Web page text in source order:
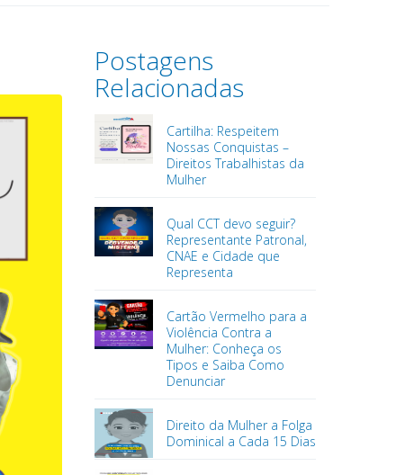
Postagens
Relacionadas
Cartilha: Respeitem
Nossas Conquistas –
Direitos Trabalhistas da
Mulher
Qual CCT devo seguir?
Representante Patronal,
CNAE e Cidade que
Representa
Cartão Vermelho para a
Violência Contra a
Mulher: Conheça os
Tipos e Saiba Como
Denunciar
Direito da Mulher a Folga
Dominical a Cada 15 Dias